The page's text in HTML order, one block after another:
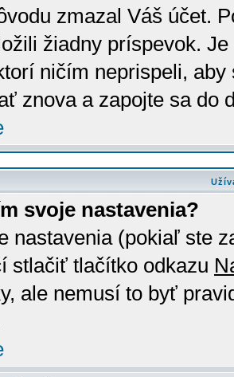
zmazal Váš účet.
žiadny príspevok.
ničím neprispeli,
znova a zapojte sa do
svoje nastavenia?
nastavenia (pokiaľ ste
stlačiť tlačítko odkazu
ale nemusí to byť